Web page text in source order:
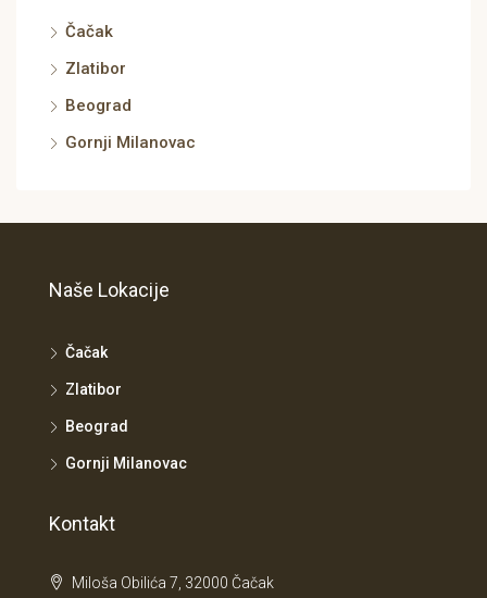
Čačak
Zlatibor
Beograd
Gornji Milanovac
Naše Lokacije
Čačak
Zlatibor
Beograd
Gornji Milanovac
Kontakt
Miloša Obilića 7, 32000 Čačak